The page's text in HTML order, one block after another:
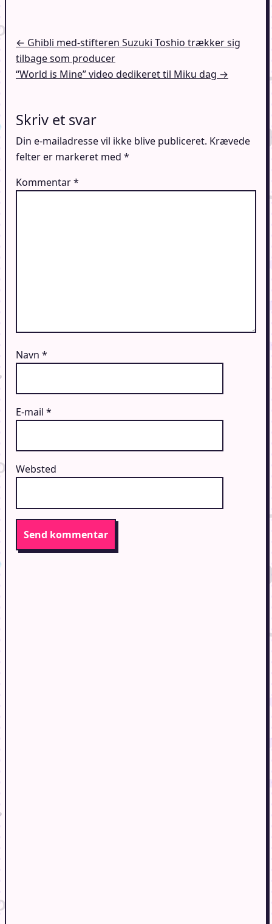
Indlægsnavigation
← Ghibli med-stifteren Suzuki Toshio trækker sig
tilbage som producer
“World is Mine” video dedikeret til Miku dag →
Skriv et svar
Din e-mailadresse vil ikke blive publiceret. Krævede
felter er markeret med *
Kommentar*
Navn *
E-mail *
Websted